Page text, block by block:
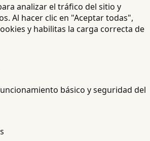
analizar el tráfico del sitio y
Al hacer clic en "Aceptar todas",
y habilitas la carga correcta de
básico y seguridad del